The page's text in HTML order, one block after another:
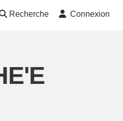
Recherche Connexion